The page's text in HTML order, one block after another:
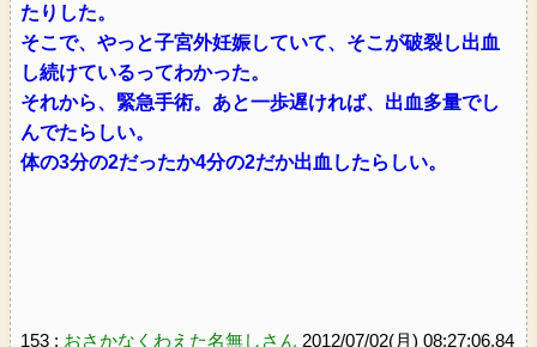
たりした。
そこで、やっと子宮外妊娠していて、そこが破裂し出血
し続けているってわかった。
それから、緊急手術。あと一歩遅ければ、出血多量でし
んでたらしい。
体の3分の2だったか4分の2だか出血したらしい。
153 : おさかなくわえた名無しさん 2012/07/02(月) 08:27:06.84